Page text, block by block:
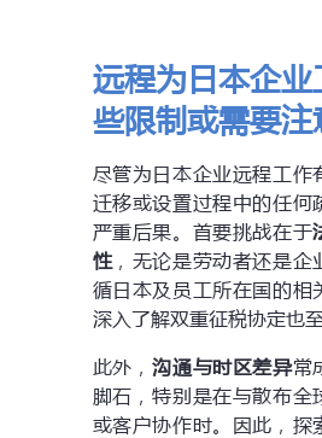
远程为日本企
些限制或需要注
尽管为日本企业远程工作
迁移或设置过程中的任何
严重后果。首要挑战在于
性 ，无论是劳动者还是
循日本及员工所在国的相
深入了解双重征税协定也至
此外，沟通与时区差异常
脚石，特别是在与散布全
或客户协作时。因此，探